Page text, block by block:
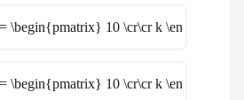
\begin{pmatrix} 10 \cr\cr k
\begin{pmatrix} 10 \cr\cr k